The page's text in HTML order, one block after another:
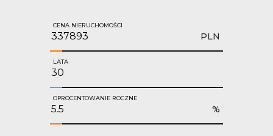
CENA NIERUCHOMOŚCI
PLN
LATA
OPROCENTOWANIE ROCZNE
%